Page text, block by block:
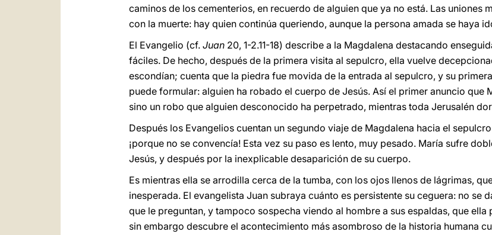
caminos de los cementerios, en recuerdo de alguien que ya no está. Las uniones
con la muerte: hay quien continúa queriendo, aunque la persona amada se haya
El Evangelio (cf. Juan 20, 1-2.11-18) describe a la Magdalena destacando
fáciles. De hecho, después de la primera visita al sepulcro, ella vuelve
escondían; cuenta que la piedra fue movida de la entrada al sepulcro, y su
puede formular: alguien ha robado el cuerpo de Jesús. Así el primer anuncio que
sino un robo que alguien desconocido ha perpetrado, mientras toda Jerusalén
Después los Evangelios cuentan un segundo viaje de Magdalena hacia el
¡porque no se convencía! Esta vez su paso es lento, muy pesado. María sufre
Jesús, y después por la inexplicable desaparición de su cuerpo.
Es mientras ella se arrodilla cerca de la tumba, con los ojos llenos de lágrimas,
inesperada. El evangelista Juan subraya cuánto es persistente su ceguera: no se
que le preguntan, y tampoco sospecha viendo al hombre a sus espaldas, que
sin embargo descubre el acontecimiento más asombroso de la historia humana